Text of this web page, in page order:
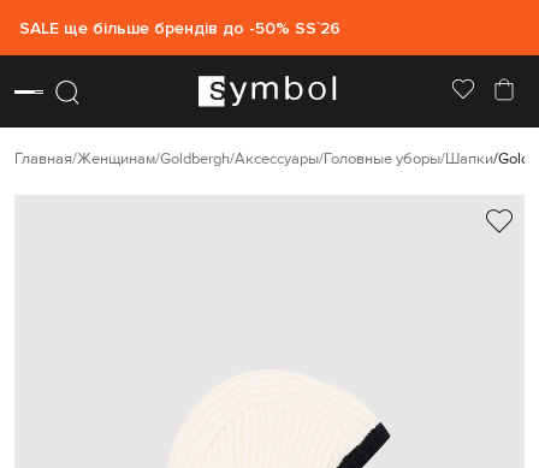
SALE ще більше брендів до -50% SS`26
Главная Женщинам Goldbergh Аксессуары Головные уборы Шапки